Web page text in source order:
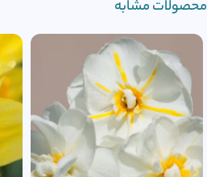
محصولات مشابه